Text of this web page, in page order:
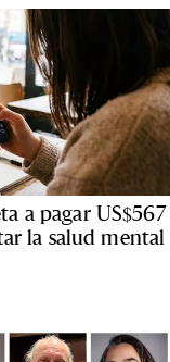
a pagar US$567
la salud mental